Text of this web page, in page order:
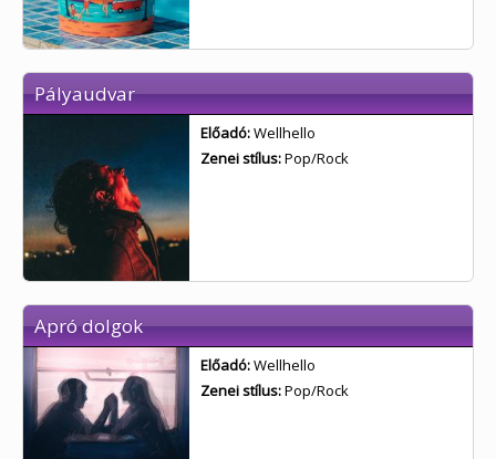
Pályaudvar
Előadó:Wellhello
Zenei stílus:Pop/Rock
Apró dolgok
Előadó:Wellhello
Zenei stílus:Pop/Rock